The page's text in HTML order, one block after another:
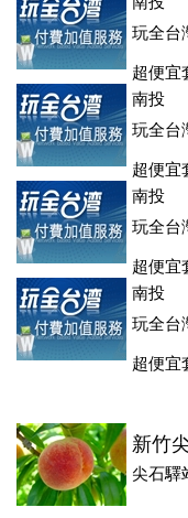
玩全台
超便宜
登、訂房系統、客房委
南投
玩全台
超便宜
登、訂房系統、客房委
南投
玩全台
超便宜
登、訂房系統、客房委
南投
玩全台
超便宜
登、訂房系統、客房
新竹
尖石驛